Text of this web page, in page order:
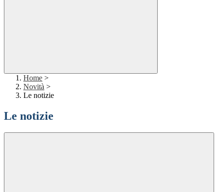
Home >
Novità >
Le notizie
Le notizie